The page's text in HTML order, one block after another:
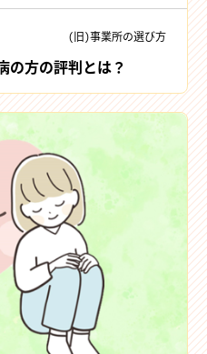
(旧)事業所の選び方
方の評判とは？